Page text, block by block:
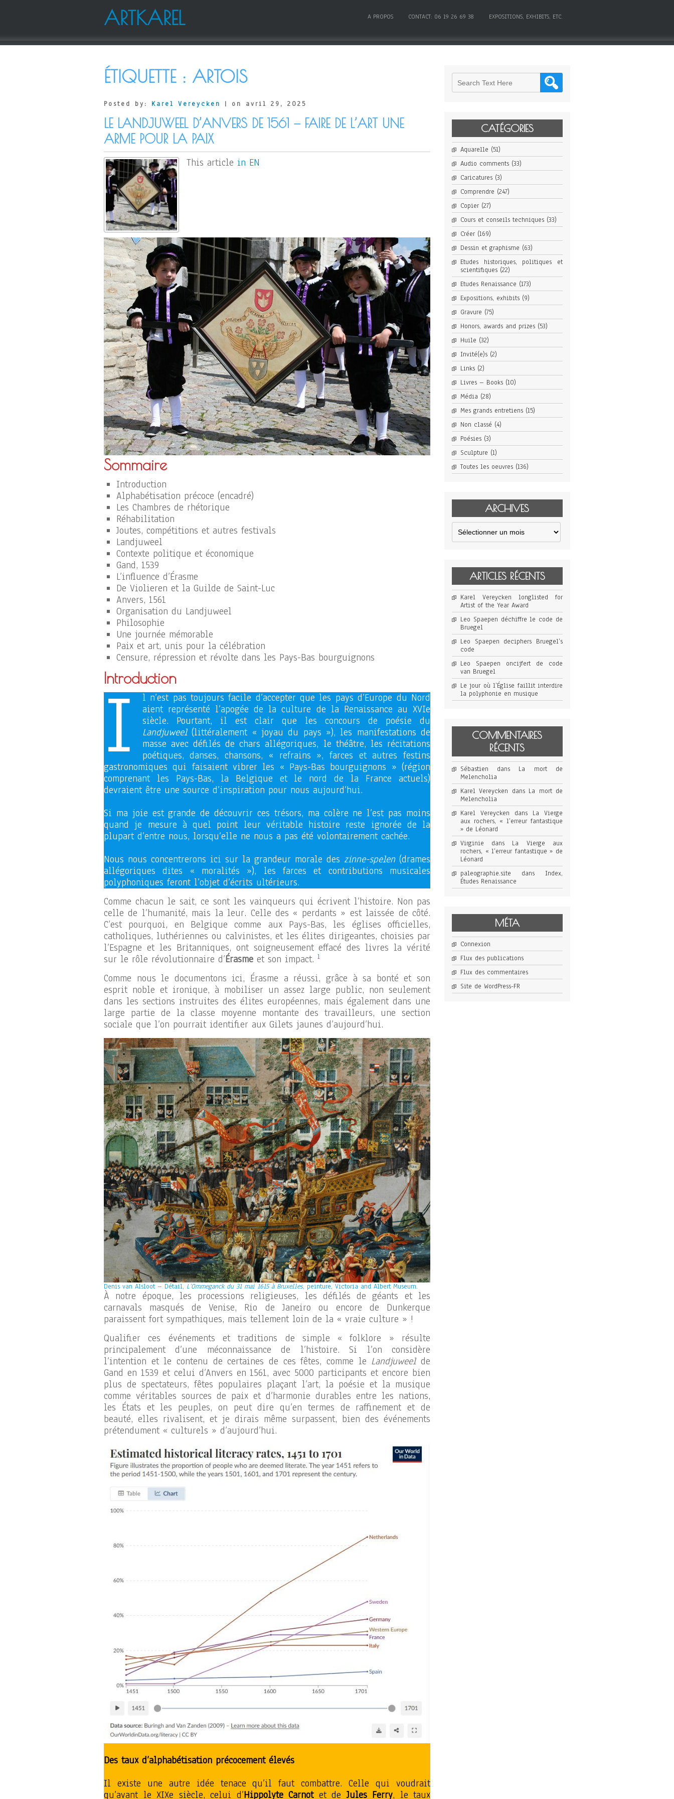
ARTKAREL A PROPOS CONTACT: 06 19 26 69 38 EXPOSITIONS, EXHIBITS, ETC.
ÉTIQUETTE : ARTOIS
Posted by: Karel Vereycken | on avril 29, 2025
LE LANDJUWEEL D’ANVERS DE 1561 — FAIRE DE L’ART UNE
ARME POUR LA PAIX
This article in EN
Sommaire
Introduction
Alphabétisation précoce (encadré)
Les Chambres de rhétorique
Réhabilitation
Joutes, compétitions et autres festivals
Landjuweel
Contexte politique et économique
Gand, 1539
L’influence d’Érasme
De Violieren et la Guilde de Saint-Luc
Anvers, 1561
Organisation du Landjuweel
Philosophie
Une journée mémorable
Paix et art, unis pour la célébration
Censure, répression et révolte dans les Pays-Bas bourguignons
Introduction
I
l n’est pas toujours facile d’accepter que les pays d’Europe du Nord
aient représenté l’apogée de la culture de la Renaissance au XVIe
siècle. Pourtant, il est clair que les concours de poésie du
Landjuweel(littéralement « joyau du pays »), les manifestations de
masse avec défilés de chars allégoriques, le théâtre, les récitations
poétiques, danses, chansons, « refrains », farces et autres festins
gastronomiques qui faisaient vibrer les « Pays-Bas bourguignons » (région
comprenant les Pays-Bas, la Belgique et le nord de la France actuels)
devraient être une source d’inspiration pour nous aujourd’hui.
Si ma joie est grande de découvrir ces trésors, ma colère ne l’est pas moins
quand je mesure à quel point leur véritable histoire reste ignorée de la
plupart d’entre nous, lorsqu’elle ne nous a pas été volontairement cachée.
Nous nous concentrerons ici sur la grandeur morale des zinne-spelen(drames
allégoriques dites « moralités »), les farces et contributions musicales
polyphoniques feront l’objet d’écrits ultérieurs.
Comme chacun le sait, ce sont les vainqueurs qui écrivent l’histoire. Non pas
celle de l’humanité, mais la leur. Celle des « perdants » est laissée de côté.
C’est pourquoi, en Belgique comme aux Pays-Bas, les églises officielles,
catholiques, luthériennes ou calvinistes, et les élites dirigeantes, choisies par
l’Espagne et les Britanniques, ont soigneusement effacé des livres la vérité
sur le rôle révolutionnaire d’Érasme et son impact. 1
Comme nous le documentons ici, Érasme a réussi, grâce à sa bonté et son
esprit noble et ironique, à mobiliser un assez large public, non seulement
dans les sections instruites des élites européennes, mais également dans une
large partie de la classe moyenne montante des travailleurs, une section
sociale que l’on pourrait identifier aux Gilets jaunes d’aujourd’hui.
Denis van Alsloot – Détail, L’Ommeganck du 31 mai 1615 à Bruxelles, peinture, Victoria and Albert Museum.
À notre époque, les processions religieuses, les défilés de géants et les
carnavals masqués de Venise, Rio de Janeiro ou encore de Dunkerque
paraissent fort sympathiques, mais tellement loin de la « vraie culture » !
Qualifier ces événements et traditions de simple « folklore » résulte
principalement d’une méconnaissance de l’histoire. Si l’on considère
l’intention et le contenu de certaines de ces fêtes, comme le Landjuweelde
Gand en 1539 et celui d’Anvers en 1561, avec 5000 participants et encore bien
plus de spectateurs, fêtes populaires plaçant l’art, la poésie et la musique
comme véritables sources de paix et d’harmonie durables entre les nations,
les États et les peuples, on peut dire qu’en termes de raffinement et de
beauté, elles rivalisent, et je dirais même surpassent, bien des événements
prétendument « culturels » d’aujourd’hui.
Des taux d’alphabétisation précocement élevés
Il existe une autre idée tenace qu’il faut combattre. Celle qui voudrait
qu’avant le XIXe siècle, celui d’Hippolyte Carnotet deJules Ferry, le taux
CATÉGORIES
Aquarelle (51)
Audio comments(33)
Caricatures(3)
Comprendre (247)
Copier(27)
Cours et conseils techniques(33)
Créer(169)
Dessin et graphisme (63)
Etudes historiques, politiques et
scientifiques(22)
Etudes Renaissance (173)
Expositions, exhibits(9)
Gravure (75)
Honors, awards and prizes(53)
Huile (32)
Invité(e)s(2)
Links(2)
Livres – Books(10)
Média (28)
Mes grands entretiens(15)
Non classé (4)
Poésies(3)
Sculpture (1)
Toutes les oeuvres(136)
ARCHIVES
Archives
ARTICLES RÉCENTS
Karel Vereycken longlisted for
Artist of the Year Award
Leo Spaepen déchiffre le code de
Bruegel
Leo Spaepen deciphers Bruegel’s
code
Leo Spaepen oncijfert de code
van Bruegel
Le jour où l’Église faillit interdire
la polyphonie en musique
COMMENTAIRES
RÉCENTS
Sébastien dans La mort de
Melencholia
Karel Vereycken dans La mort de
Melencholia
Karel Vereycken dans La Vierge
aux rochers, « l’erreur fantastique
» de Léonard
Virginie dans La Vierge aux
rochers, « l’erreur fantastique » de
Léonard
paleographie.site dans Index,
Études Renaissance
MÉTA
Connexion
Flux des publications
Flux des commentaires
Site de WordPress-FR